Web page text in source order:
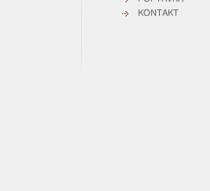
KONTAKT